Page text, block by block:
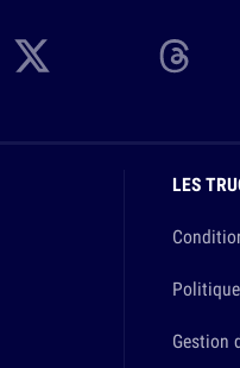
LES
Gestion